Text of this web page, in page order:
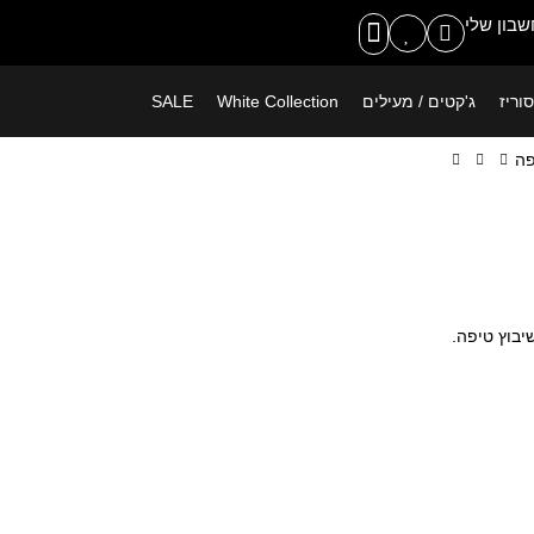
משלוח חינם ברכישה מעל 399 ש"ח שלי
ג'קטים / מעילים White Collection
SALE
טיפה.